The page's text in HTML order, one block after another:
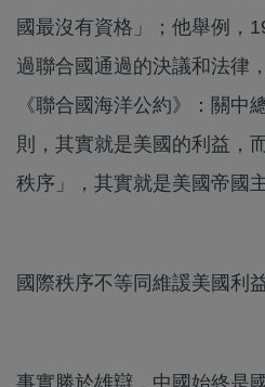
國最沒有資格」；他舉例，
過聯合國通過的決議和法律
《聯合國海洋公約》：關中
則，其實就是美國的利益，
秩序」，其實就是美國帝國
國際秩序不等同維諼美國利
事實勝於雄辯，中國始終是